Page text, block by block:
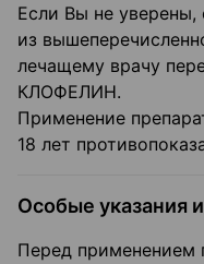
Если Вы не уверены,
из
лечащему врачу
КЛОФЕЛИН.
Применение
18 лет
Особые указания
Перед